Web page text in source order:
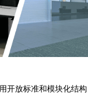
开放标准和模块化结